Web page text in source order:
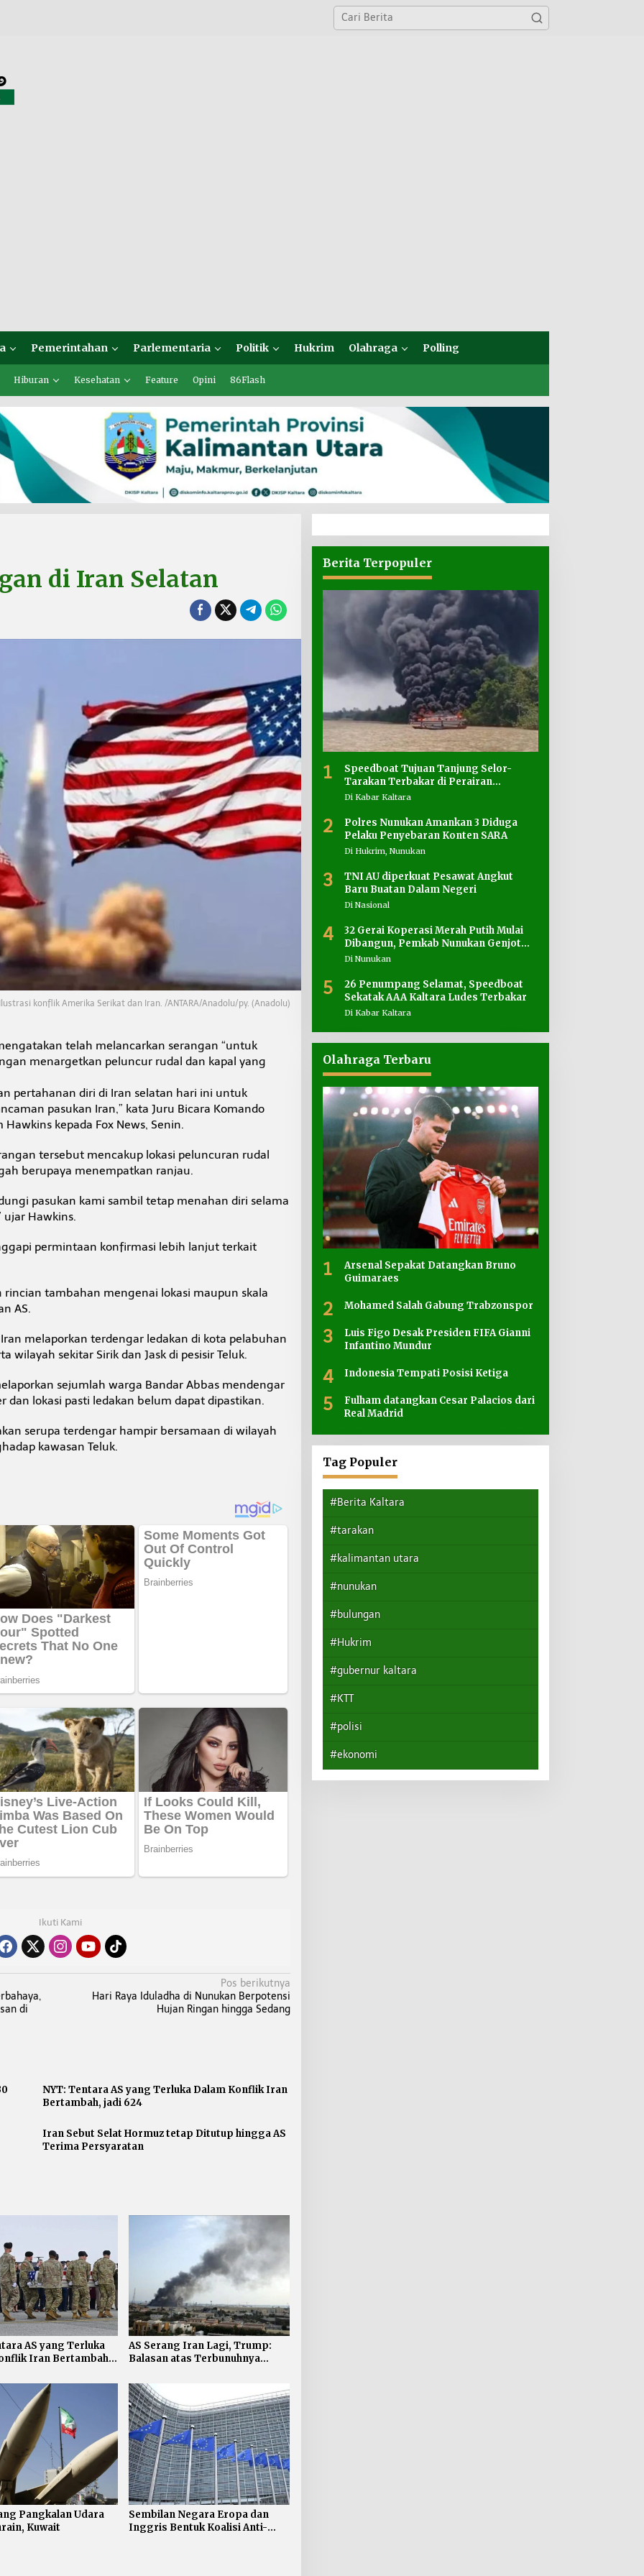
Pemerintahan Parlementaria Politik Hukrim Olahraga Polling
Hiburan Kesehatan Feature Opini 86Flash
di Iran Selatan
Ilustrasi konflik Amerika Serikat dan Iran. /ANTARA/Anadolu/py. (Anadolu)
telah melancarkan serangan “untuk
menargetkan peluncur rudal dan kapal yang
pertahanan diri di Iran selatan hari ini untuk
pasukan Iran,” kata Juru Bicara Komando
Hawkins kepada Fox News, Senin.
tersebut mencakup lokasi peluncuran rudal
berupaya menempatkan ranjau.
pasukan kami sambil tetap menahan diri selama
Hawkins.
permintaan konfirmasi lebih lanjut terkait
tambahan mengenai lokasi maupun skala
AS.
melaporkan terdengar ledakan di kota pelabuhan
wilayah sekitar Sirik dan Jask di pesisir Teluk.
sejumlah warga Bandar Abbas mendengar
dan lokasi pasti ledakan belum dapat dipastikan.
serupa terdengar hampir bersamaan di wilayah
kawasan Teluk.
Ikuti Kami
di
Pos berikutnya
Hari Raya Iduladha di Nunukan Berpotensi
Hujan Ringan hingga Sedang
NYT: Tentara AS yang Terluka Dalam Konflik Iran
Bertambah, jadi 624
Iran Sebut Selat Hormuz tetap Ditutup hingga AS
Terima Persyaratan
AS yang Terluka
Iran Bertambah,
AS Serang Iran Lagi, Trump:
Balasan atas Terbunuhnya
Pangkalan Udara
Kuwait
Sembilan Negara Eropa dan
Inggris Bentuk Koalisi Anti-
Berita Terpopuler
1
Speedboat Tujuan Tanjung Selor-
Tarakan Terbakar di Perairan
Salimbatu
Di Kabar Kaltara
2
Polres Nunukan Amankan 3 Diduga
Pelaku Penyebaran Konten SARA
Di Hukrim, Nunukan
3
TNI AU diperkuat Pesawat Angkut
Baru Buatan Dalam Negeri
Di Nasional
4
32 Gerai Koperasi Merah Putih Mulai
Dibangun, Pemkab Nunukan Genjot
Penyediaan Lahan
Di Nunukan
5
26 Penumpang Selamat, Speedboat
Sekatak AAA Kaltara Ludes Terbakar
Di Kabar Kaltara
Olahraga Terbaru
1
Arsenal Sepakat Datangkan Bruno
Guimaraes
2 Mohamed Salah Gabung Trabzonspor
3
Luis Figo Desak Presiden FIFA Gianni
Infantino Mundur
4 Indonesia Tempati Posisi Ketiga
5
Fulham datangkan Cesar Palacios dari
Real Madrid
Tag Populer
#Berita Kaltara
#tarakan
#kalimantan utara
#nunukan
#bulungan
#Hukrim
#gubernur kaltara
#KTT
#polisi
#ekonomi